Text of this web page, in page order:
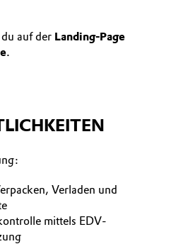
Additives
auf der Landing-Page
.
Verladen und
mittels EDV-